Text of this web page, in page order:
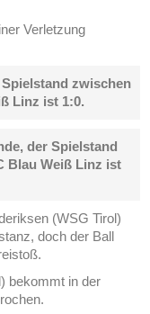
Verletzung
zwischen
Linz ist 1:0.
der Spielstand
Blau Weiß Linz ist
(WSG Tirol)
doch der Ball
bekommt in der